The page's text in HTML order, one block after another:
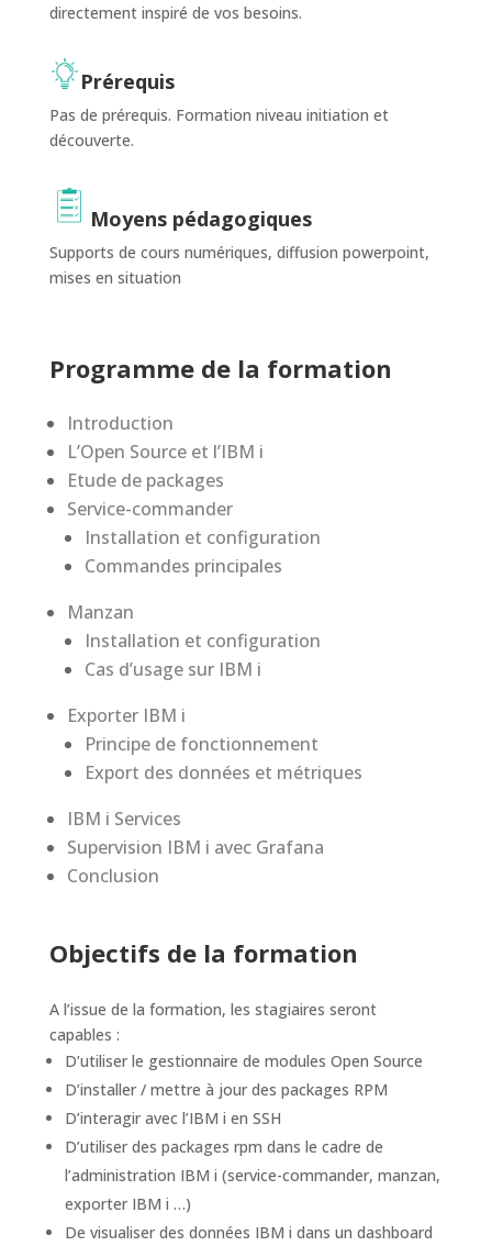
directement inspiré de vos besoins.
Prérequis
Pas de prérequis. Formation niveau initiation et
découverte.
Moyens pédagogiques
Supports de cours numériques, diffusion powerpoint,
mises en situation
Programme de la formation
Introduction
L’Open Source et l’IBM i
Etude de packages
Service-commander
Installation et configuration
Commandes principales
Manzan
Installation et configuration
Cas d’usage sur IBM i
Exporter IBM i
Principe de fonctionnement
Export des données et métriques
IBM i Services
Supervision IBM i avec Grafana
Conclusion
Objectifs de la formation
A l’issue de la formation, les stagiaires seront
capables :
D’utiliser le gestionnaire de modules Open Source
D’installer / mettre à jour des packages RPM
D’interagir avec l’IBM i en SSH
D’utiliser des packages rpm dans le cadre de
l’administration IBM i (service-commander, manzan,
exporter IBM i …)
De visualiser des données IBM i dans un dashboard